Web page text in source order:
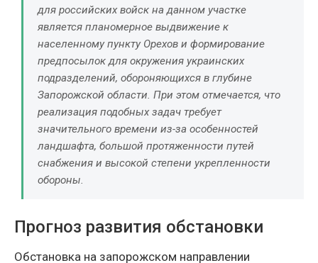
для российских войск на данном участке
является планомерное выдвижение к
населенному пункту Орехов и формирование
предпосылок для окружения украинских
подразделений, обороняющихся в глубине
Запорожской области. При этом отмечается, что
реализация подобных задач требует
значительного времени из-за особенностей
ландшафта, большой протяженности путей
снабжения и высокой степени укрепленности
обороны.
Прогноз развития обстановки
Обстановка на запорожском направлении